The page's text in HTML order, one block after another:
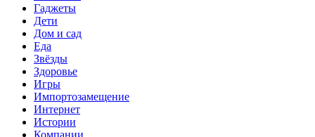
Гаджеты
Дети
Дом и сад
Еда
Звёзды
Здоровье
Игры
Импортозамещение
Интернет
Истории
Компании